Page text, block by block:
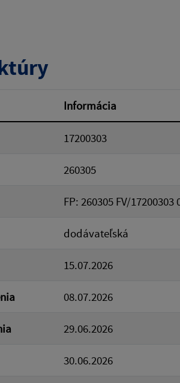
Informácia
17200303
260305
FP: 260305 FV/
dodávateľská
15.07.2026
08.07.2026
29.06.2026
30.06.2026